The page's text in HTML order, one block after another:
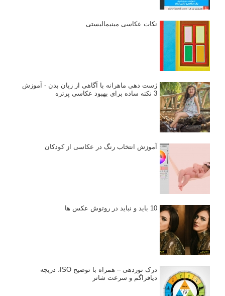
نکات عکاسی مینیمالیستی
ژست دهی ماهرانه با آگاهی از زبان بدن - آموزش
3 نکته ساده برای بهبود عکاسی پرتره
آموزش انتخاب رنگ در عکاسی از کودکان
10 باید و نباید در روتوش عکس ها
درک نوردهی – همراه با توضیح ISO، دریچه
دیافراگم و سرعت شاتر